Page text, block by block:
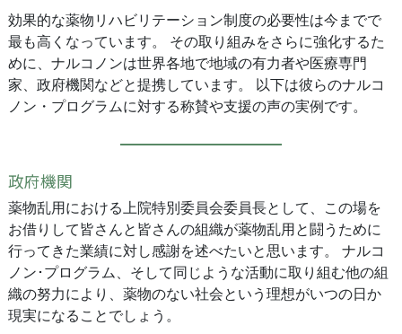
効果的な薬物リハビリテーション制度の必要性は今までで
最も高くなっています。 その取り組みをさらに強化するた
めに、ナルコノンは世界各地で地域の有力者や医療専門
家、政府機関などと提携しています。 以下は彼らのナルコ
ノン・プログラムに対する称賛や支援の声の実例です。
政府機関
薬物乱用における上院特別委員会委員長として、この場を
お借りして皆さんと皆さんの組織が薬物乱用と闘うために
行ってきた業績に対し感謝を述べたいと思います。 ナルコ
ノン･プログラム、そして同じような活動に取り組む他の組
織の努力により、薬物のない社会という理想がいつの日か
現実になることでしょう。